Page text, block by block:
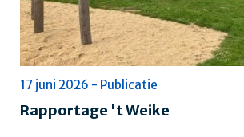
Rapportage 't Weike
17 juni 2026 - Publicatie